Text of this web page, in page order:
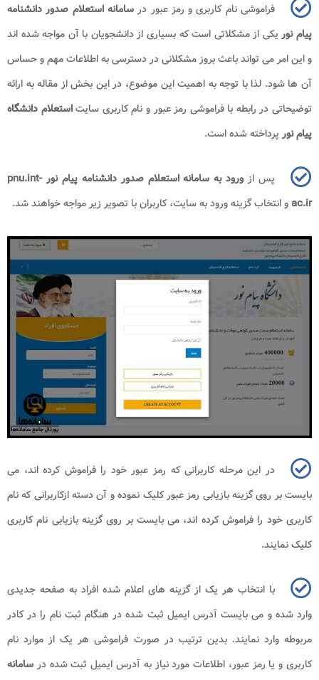
فراموشی نام کاربری و رمز عبور درسامانه استعلام صدور دانشنامه
پیام نوریکی از مشکلاتی است که بسیاری از دانشجویان با آن مواجه شده اند
و این امر می تواند باعث بروز مشکلانی در دسترسی به اطلاعات مهم و حساس
آن ها شود. لذا با توجه به اهمیت این موضوع، در این بخش از مقاله به ارائه
توضیحاتی در رابطه با فراموشی رمز عبور و نام کاربری سایتاستعلام دانشگاه
پیام نورپرداخته شده است.
پس از
ورود به سامانه استعلام صدور دانشنامه پیام نور pnu.int-
ac.irو انتخاب گزینه ورود به سایت، کاربران با تصویر زیر مواجه خواهند شد.
در این مرحله کاربرانی که رمز عبور خود را فراموش کرده اند، می
بایست بر روی گزینه بازیابی رمز عبور کلیک نموده و آن دسته ازکاربرانی که نام
کاربری خود را فراموش کرده اند، می بایست بر روی گزینه بازیابی نام کاربری
کلیک نمایند.
با انتخاب هر یک از گزینه های اعلام شده افراد به صفحه جدیدی
وارد شده و می بایست آدرس ایمیل ثبت شده در هنگام ثبت نام را در کادر
مربوطه وارد نمایند. بدین ترتیب در صورت فراموشی هر یک از موارد نام
کاربری و یا رمز عبور، اطلاعات مورد نیاز به آدرس ایمیل ثبت شده در سامانه